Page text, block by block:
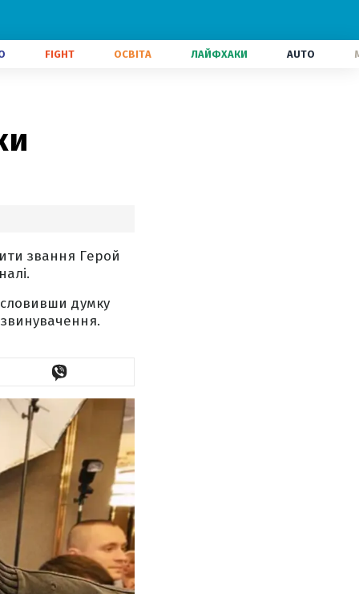
FIGHT ОСВІТА ЛАЙФХАКИ AUTO
звання Герой
думку